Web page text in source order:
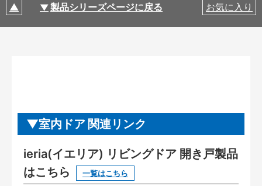
製品シリーズページに戻る お気に入り
室内ドア 関連リンク
ieria(イエリア) リビングドア 開き戸製品
はこちら
一覧はこちら